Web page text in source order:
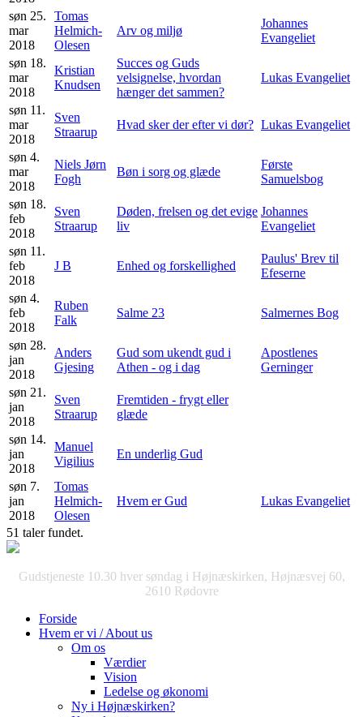
søn 25.
mar
2018
Tomas
Helmich-
Olesen
Arv og miljø
Johannes
Evangeliet
søn 18.
mar
2018
Kristian
Knudsen
Succes og Guds
velsignelse, hvordan
hænger det sammen?
Lukas Evangeliet
søn 11.
mar
2018
Sven
Straarup
Hvad sker der efter vi dør? Lukas Evangeliet
søn 4.
mar
2018
Niels Jørn
Fogh
Bøn i sorg og glæde
Første
Samuelsbog
søn 18.
feb
2018
Sven
Straarup
Døden, frelsen og det evige
liv
Johannes
Evangeliet
søn 11.
feb
2018
J B Enhed og forskellighed
Paulus' Brev til
Efeserne
søn 4.
feb
2018
Ruben
Falk
Salme 23 Salmernes Bog
søn 28.
jan
2018
Anders
Gjesing
Gud som ukendt gud i
Athen - og i dag
Apostlenes
Gerninger
søn 21.
jan
2018
Sven
Straarup
Fremtiden - frygt eller
glæde
søn 14.
jan
2018
Manuel
Vigilius
En underlig Gud
søn 7.
jan
2018
Tomas
Helmich-
Olesen
Hvem er Gud Lukas Evangeliet
51 taler fundet.
Gudstjeneste 10.30 hver søndag i Højnæskirken, Højnæsvej 60,
2610 Rødovre
Forside
Hvem er vi / About us
Om os
Værdier
Vision
Ledelse og økonomi
Ny i Højnæskirken?